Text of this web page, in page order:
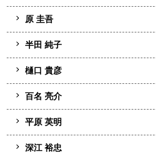
原 圭吾
半田 純子
樋口 貴彦
百名 亮介
平原 英明
深江 裕忠